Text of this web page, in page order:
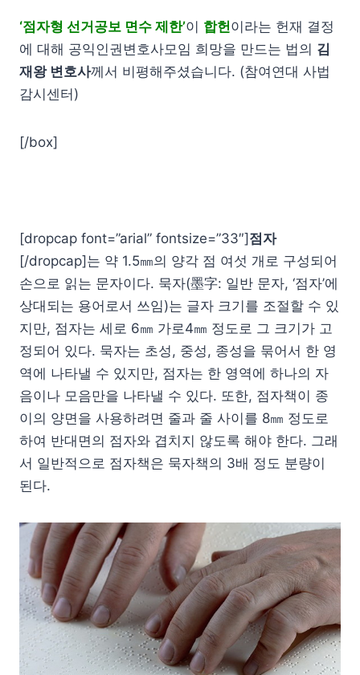
‘점자형 선거공보 면수 제한’이 합헌이라는 헌재 결정
에 대해 공익인권변호사모임 희망을 만드는 법의 김
재왕 변호사께서 비평해주셨습니다. (참여연대 사법
감시센터)
[/box]
[dropcap font=”arial” fontsize=”33″] 점자
[/dropcap]는 약 1.5㎜의 양각 점 여섯 개로 구성되어
손으로 읽는 문자이다. 묵자(墨字: 일반 문자, ‘점자’에
상대되는 용어로서 쓰임)는 글자 크기를 조절할 수 있
지만, 점자는 세로 6㎜ 가로4㎜ 정도로 그 크기가 고
정되어 있다. 묵자는 초성, 중성, 종성을 묶어서 한 영
역에 나타낼 수 있지만, 점자는 한 영역에 하나의 자
음이나 모음만을 나타낼 수 있다. 또한, 점자책이 종
이의 양면을 사용하려면 줄과 줄 사이를 8㎜ 정도로
하여 반대면의 점자와 겹치지 않도록 해야 한다. 그래
서 일반적으로 점자책은 묵자책의 3배 정도 분량이
된다.